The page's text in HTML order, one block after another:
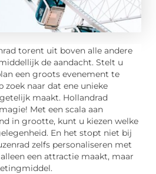
torent uit boven alle andere
de aandacht. Stelt u
een groots evenement te
zoek naar dat ene unieke
maakt. Hollandrad
Met een scala aan
in grootte, kunt u kiezen welke
En het stopt niet bij
zelfs personaliseren met
een attractie maakt, maar